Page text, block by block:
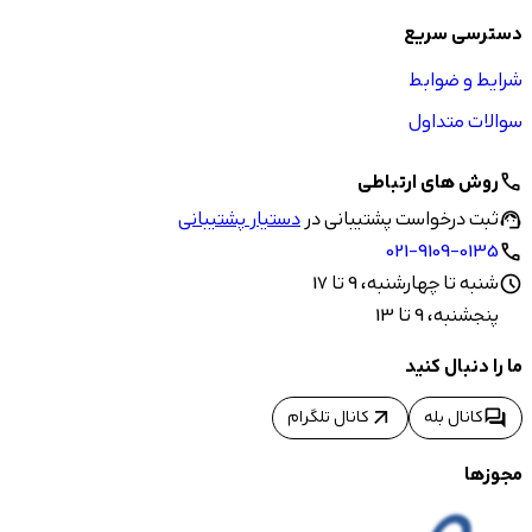
دسترسی سریع
شرایط و ضوابط
سوالات متداول
callروش های ارتباطی
support_agentثبت درخواست پشتیبانی دردستیار پشتیبانی
call
021-9109-0135
scheduleشنبه تا چهارشنبه، 9 تا 17
پنجشنبه، 9 تا 13
ما را دنبال کنید
forumکانال بله arrow_outward کانال تلگرام
مجوزها